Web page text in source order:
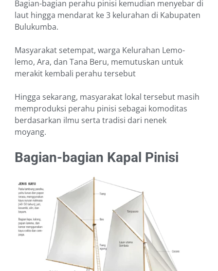
Bagian-bagian perahu pinisi kemudian menyebar di
laut hingga mendarat ke 3 kelurahan di Kabupaten
Bulukumba.
Masyarakat setempat, warga Kelurahan Lemo-
lemo, Ara, dan Tana Beru, memutuskan untuk
merakit kembali perahu tersebut
Hingga sekarang, masyarakat lokal tersebut masih
memproduksi perahu pinisi sebagai komoditas
berdasarkan ilmu serta tradisi dari nenek
moyang.
Bagian-bagian Kapal Pinisi